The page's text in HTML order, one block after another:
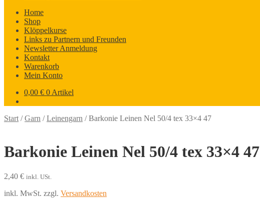
Home
Shop
Klöppelkurse
Links zu Partnern und Freunden
Newsletter Anmeldung
Kontakt
Warenkorb
Mein Konto
0,00 € 0 Artikel
Start /Garn /Leinengarn /Barkonie Leinen Nel 50/4 tex 33×4 47
Barkonie Leinen Nel 50/4 tex 33×4 47
2,40 € inkl. USt.
inkl. MwSt. zzgl. Versandkosten